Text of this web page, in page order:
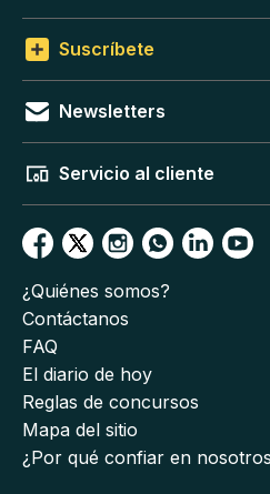
Suscríbete
Newsletters
Servicio al cliente
¿Quiénes somos?
Contáctanos
FAQ
El diario de hoy
Reglas de concursos
Mapa del sitio
¿Por qué confiar en